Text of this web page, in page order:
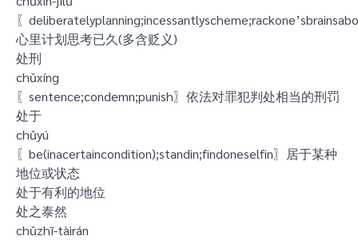
〖
心里计划思考已久(多含贬义)
处刑
chǔxíng
〖sentence;condemn;punish〗依法对罪犯判处相当的刑罚
处于
chǔyú
〖be(inacertaincondition);standin;findoneselfin〗居于某种
地位或状态
处于有利的地位
处之泰然
chǔzhī-tàirán